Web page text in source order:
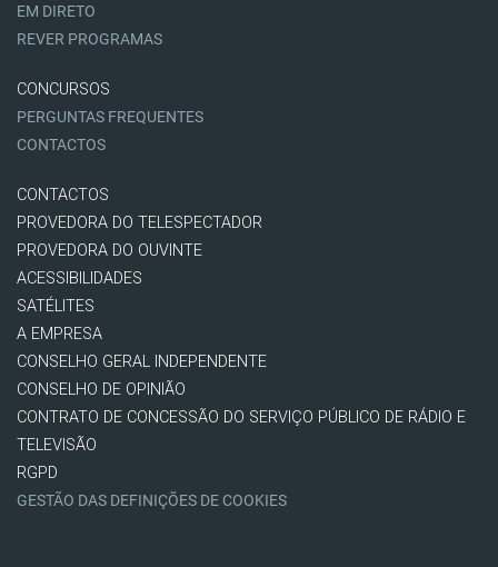
EM DIRETO
REVER PROGRAMAS
CONCURSOS
PERGUNTAS FREQUENTES
CONTACTOS
CONTACTOS
PROVEDORA DO TELESPECTADOR
PROVEDORA DO OUVINTE
ACESSIBILIDADES
SATÉLITES
A EMPRESA
CONSELHO GERAL INDEPENDENTE
CONSELHO DE OPINIÃO
CONTRATO DE CONCESSÃO DO SERVIÇO PÚBLICO DE RÁDIO E
TELEVISÃO
RGPD
GESTÃO DAS DEFINIÇÕES DE COOKIES